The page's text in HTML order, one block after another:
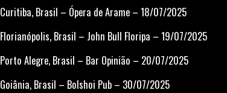
Curitiba, Brasil – Ópera de Arame – 18/07/2025
Florianópolis, Brasil – John Bull Floripa – 19/07/2025
Porto Alegre, Brasil – Bar Opinião – 20/07/2025
Goiânia, Brasil – Bolshoi Pub – 30/07/2025